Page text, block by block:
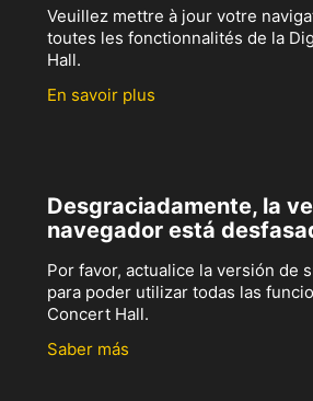
Veuillez mettre à jour votre
toutes les fonctionnalités de la
Hall.
En savoir plus
Desgraciadamente, la
navegador está
Por favor, actualice la versión de
para poder utilizar todas las
Concert Hall.
Saber más